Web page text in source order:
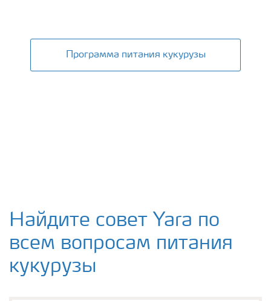
Программа питания кукурузы
Найдите совет Yara по
всем вопросам питания
кукурузы